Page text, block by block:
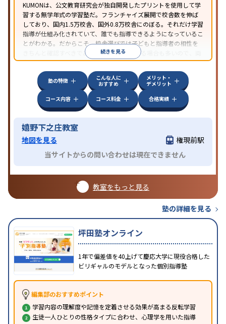
KUMONは、公文教育研究会が独自開発したプリントを使用して学
習する無学年式の学習塾だ。フランチャイズ展開で校舎数を伸ば
しており、国内1.5万校舎、国外0.8万校舎にのぼる。それだけ学習
指導が仕組み化されていて、誰でも指導できるようになっているこ
とがわかる。だからこそ、校舎選びでは子どもと指導者の相性を
きちんと確認すべきである。近所に2校舎ある場合も多いので、両
方見学してみることをオススメする。
続きを見る
塾の特徴
こんな人に
おすすめ
メリット・
デメリット
コース内容
コース料金 合格実績
嬉野下之庄教室
地図を見る
権現前駅
当サイトからの問い合わせは現在できません
教室をもっと見る
塾の詳細を見る
坪田塾オンライン
1年で偏差値を40上げて慶応大学に現役合格した
ビリギャルのモデルとなった個別指導塾
編集部のおすすめポイント
学習内容の理解度や記憶を定着させる効果が高まる反転学習
生徒一人ひとりの性格タイプに合わせ、心理学を用いた指導